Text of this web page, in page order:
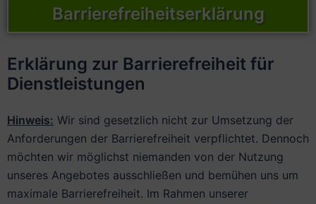
Barrierefreiheitserklärung
Erklärung zur Barrierefreiheit für
Dienstleistungen
Hinweis: Wir sind gesetzlich nicht zur Umsetzung der
Anforderungen der Barrierefreiheit verpflichtet. Dennoch
möchten wir möglichst niemanden von der Nutzung
unseres Angebotes ausschließen und bemühen uns um
maximale Barrierefreiheit. Im Rahmen unserer